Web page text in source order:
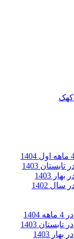
1403
1403
1402
1403
1403